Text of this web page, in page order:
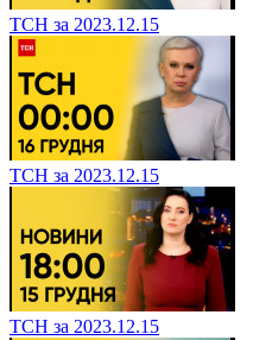
ТСН за 2023.12.15
ТСН за 2023.12.15
ТСН за 2023.12.15